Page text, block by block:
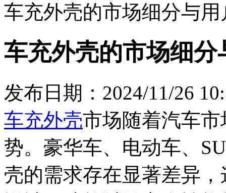
车充外壳的市场细分与
车充外壳的市场细
发布日期：2024/11/26
车充外壳市场随着汽车
势。豪华车、电动车、
壳的需求存在显著差异